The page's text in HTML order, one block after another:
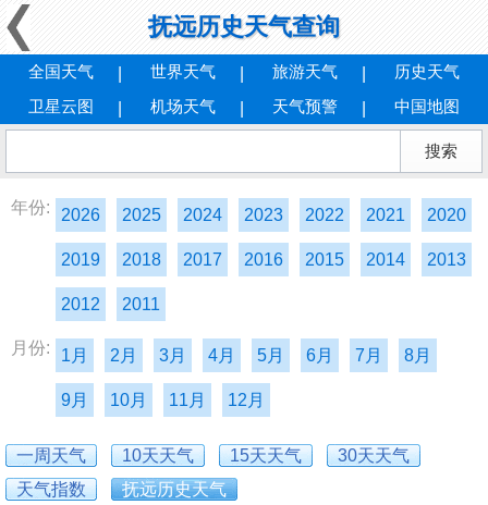
抚远历史天气查询
全国天气 世界天气 旅游天气
历史天气
卫星云图
机场天气 天气预警 中国地图
年份: 2026 2025 2024 2023 2022 2021 2020
2019 2018 2017 2016 2015 2014 2013
2012 2011
月份: 1月 2月 3月 4月 5月 6月 7月 8月
9月 10月 11月 12月
一周天气 10天天气 15天天气
30天天气
天气指数
抚远历史天气